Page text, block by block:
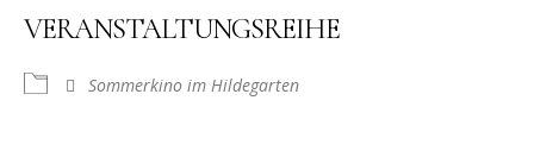
VERANSTALTUNGSREIHE
Sommerkino im Hildegarten